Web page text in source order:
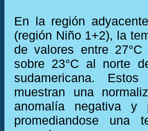
En la región
(región Niño 1+2), la
de valores entre
sobre 23°C al norte
sudamericana.
muestran una
anomalía negativa y
promediandose una